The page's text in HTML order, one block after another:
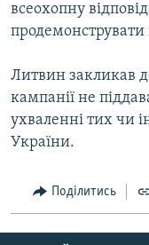
всеохопну
продемонструвати
Литвин закликав
кампанії не
ухваленні тих чи
України.
Поділитись